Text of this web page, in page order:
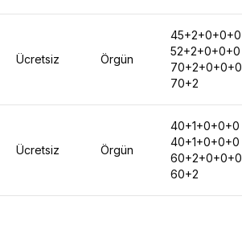
Ücretsiz Örgün
45+2+0+0+0
52+2+0+0+0
70+2+0+0+0
70+2
Ücretsiz Örgün
40+1+0+0+0
40+1+0+0+0
60+2+0+0+0
60+2